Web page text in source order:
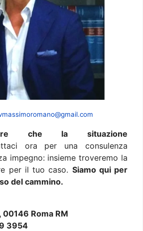
che la situazione
ora per una consulenza
impegno: insieme troveremo la
per il tuo caso. Siamo qui per
del cammino.
00146 Roma RM
3954